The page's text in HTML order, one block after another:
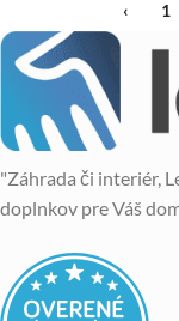
‹ 1
"Záhrada či interiér,
doplnkov pre Váš